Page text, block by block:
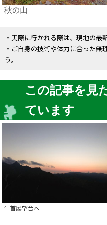
秋の山
・実際に行かれる際は、現地の最
・ご自身の技術や体力に合った無
う。
この記事を見
ています
牛首展望台へ